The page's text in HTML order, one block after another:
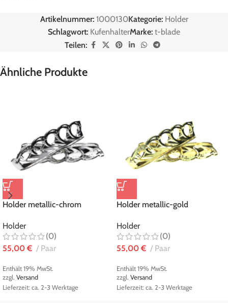
Artikelnummer: 1000130Kategorie: Holder
Schlagwort: KufenhalterMarke: t-blade
Teilen:
Ähnliche Produkte
Holder metallic-chrom
Holder
(0)
55,00€ Paar
Enthält 19% MwSt.
zzgl. Versand
Lieferzeit: ca. 2-3 Werktage
Holder metallic-gold
Holder
(0)
55,00€ Paar
Enthält 19% MwSt.
zzgl. Versand
Lieferzeit: ca. 2-3 Werktage